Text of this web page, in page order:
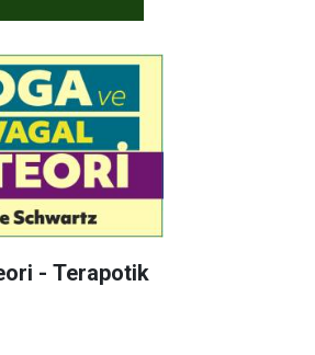
- Terapotik